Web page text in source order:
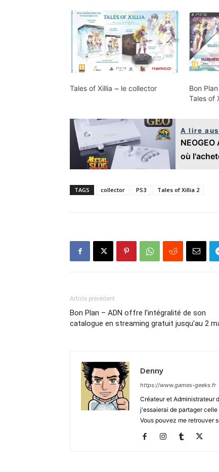
Tales of Xillia ~ le collector
Bon
Tales of
A lire
où
TAGS collector PS3 Tales of Xillia 2
Article précédent
Bon Plan – ADN offre l’intégralité de son
catalogue en streaming gratuit jusqu’au 2
Denny
https://www.games-geeks.fr
Créateur et Administrateur
j'essaierai de partager
Vous pouvez me retrouver